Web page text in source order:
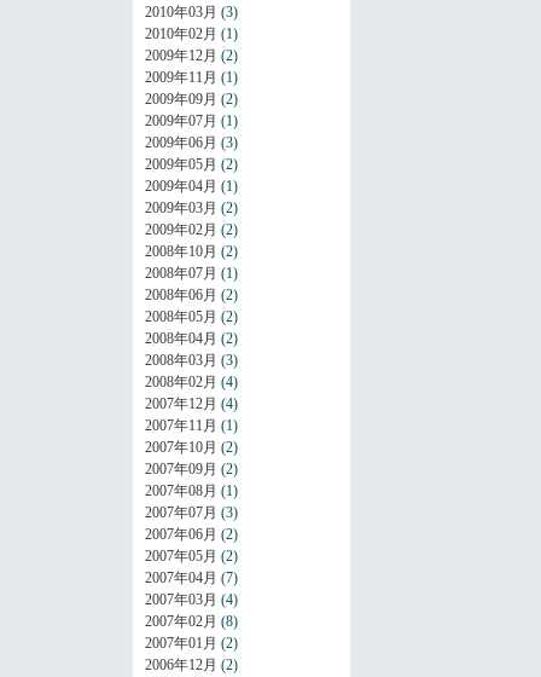
2010年03月 (3)
2010年02月 (1)
2009年12月 (2)
2009年11月 (1)
2009年09月 (2)
2009年07月 (1)
2009年06月 (3)
2009年05月 (2)
2009年04月 (1)
2009年03月 (2)
2009年02月 (2)
2008年10月 (2)
2008年07月 (1)
2008年06月 (2)
2008年05月 (2)
2008年04月 (2)
2008年03月 (3)
2008年02月 (4)
2007年12月 (4)
2007年11月 (1)
2007年10月 (2)
2007年09月 (2)
2007年08月 (1)
2007年07月 (3)
2007年06月 (2)
2007年05月 (2)
2007年04月 (7)
2007年03月 (4)
2007年02月 (8)
2007年01月 (2)
2006年12月 (2)